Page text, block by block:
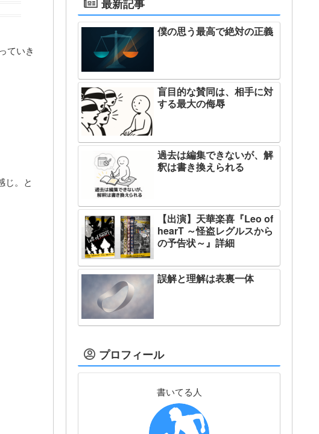
ていき
じ。と
最新記事
僕の思う最高で絶対の正義
盲目的な賛同は、相手に対
する最大の侮辱
過去は編集できないが、解
釈は書き換えられる
【出演】天華楽喜『Leo of
hearT ～怪盗レグルスから
の予告状～』詳細
誤解と理解は表裏一体
プロフィール
書いてる人